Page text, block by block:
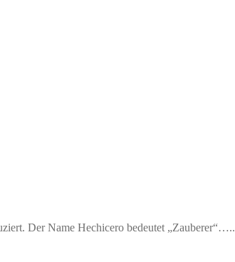
Der Name Hechicero bedeutet „Zauberer“…..